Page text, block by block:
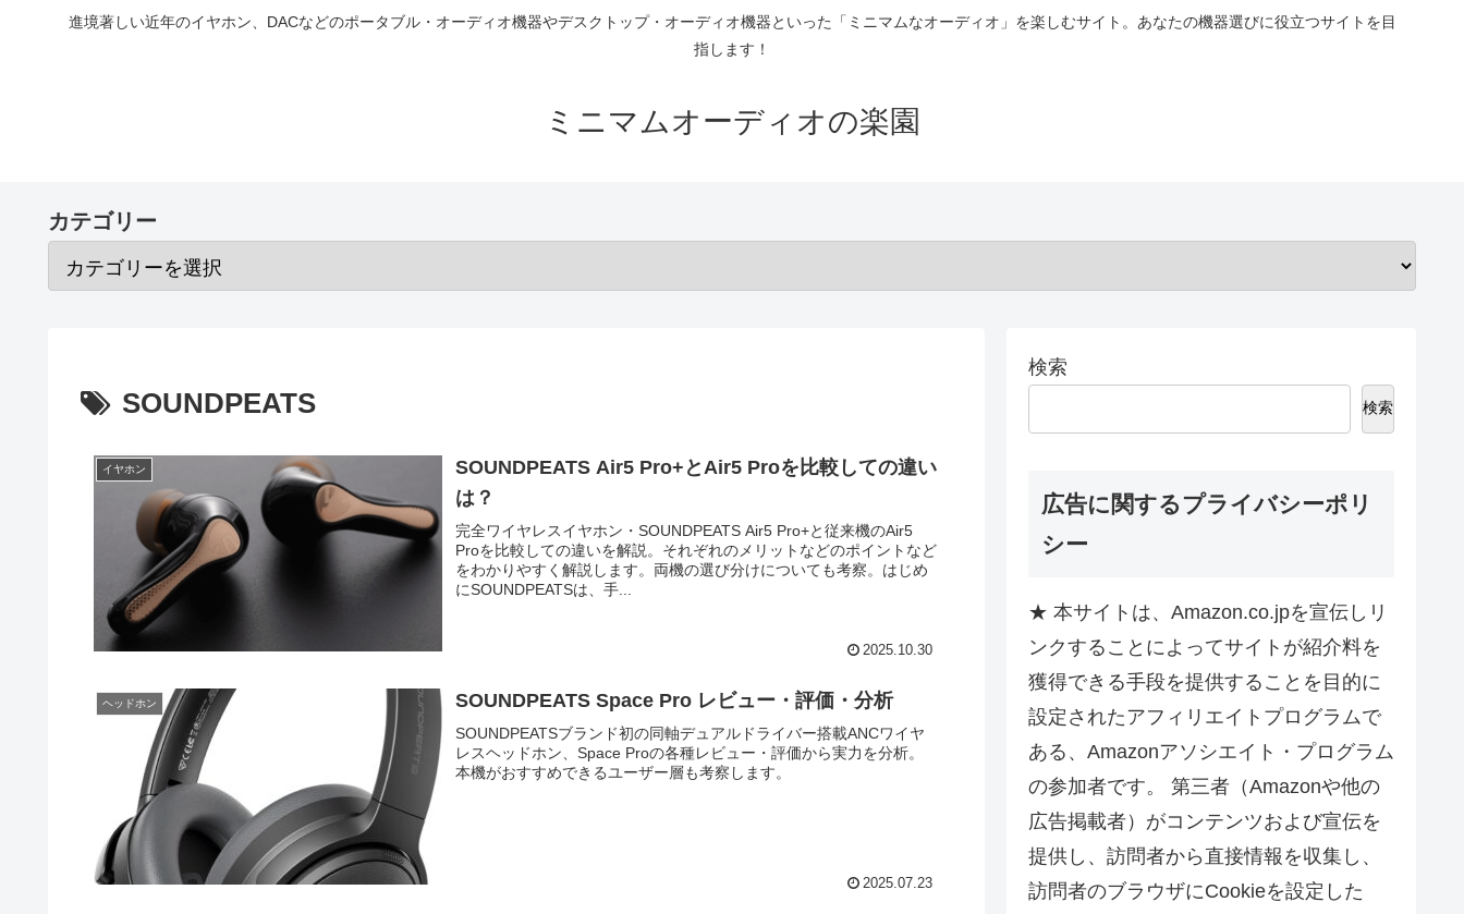
進境著しい近年のイヤホン、DACなどのポータブル・オーディオ機器やデスクトップ・オーディオ機器といった「ミニマムなオーディオ」を楽しむサイト。あなたの機器選びに役立つサイトを目
指します！
ミニマムオーディオの楽園
カテゴリー
SOUNDPEATS
イヤホン
SOUNDPEATS Air5 Pro+とAir5 Proを比較しての違い
は？
完全ワイヤレスイヤホン・SOUNDPEATS Air5 Pro+と従来機のAir5
Proを比較しての違いを解説。それぞれのメリットなどのポイントなど
をわかりやすく解説します。両機の選び分けについても考察。はじめ
にSOUNDPEATSは、手...
2025.10.30
ヘッドホン SOUNDPEATS Space Pro レビュー・評価・分析
SOUNDPEATSブランド初の同軸デュアルドライバー搭載ANCワイヤ
レスヘッドホン、Space Proの各種レビュー・評価から実力を分析。
本機がおすすめできるユーザー層も考察します。
2025.07.23
検索
検索
広告に関するプライバシーポリ
シー
★ 本サイトは、Amazon.co.jpを宣伝しリ
ンクすることによってサイトが紹介料を
獲得できる手段を提供することを目的に
設定されたアフィリエイトプログラムで
ある、Amazonアソシエイト・プログラム
の参加者です。 第三者（Amazonや他の
広告掲載者）がコンテンツおよび宣伝を
提供し、訪問者から直接情報を収集し、
訪問者のブラウザにCookieを設定した